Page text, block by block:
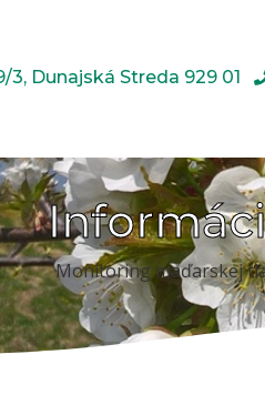
Dunajská Streda 929 01
Monitoring maďarskej